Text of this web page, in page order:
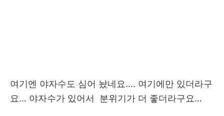
여기엔 야자수도 심어 놨네요…. 여기에만 있더라구
요… 야자수가 있어서
분위기가 더 좋더라구요…